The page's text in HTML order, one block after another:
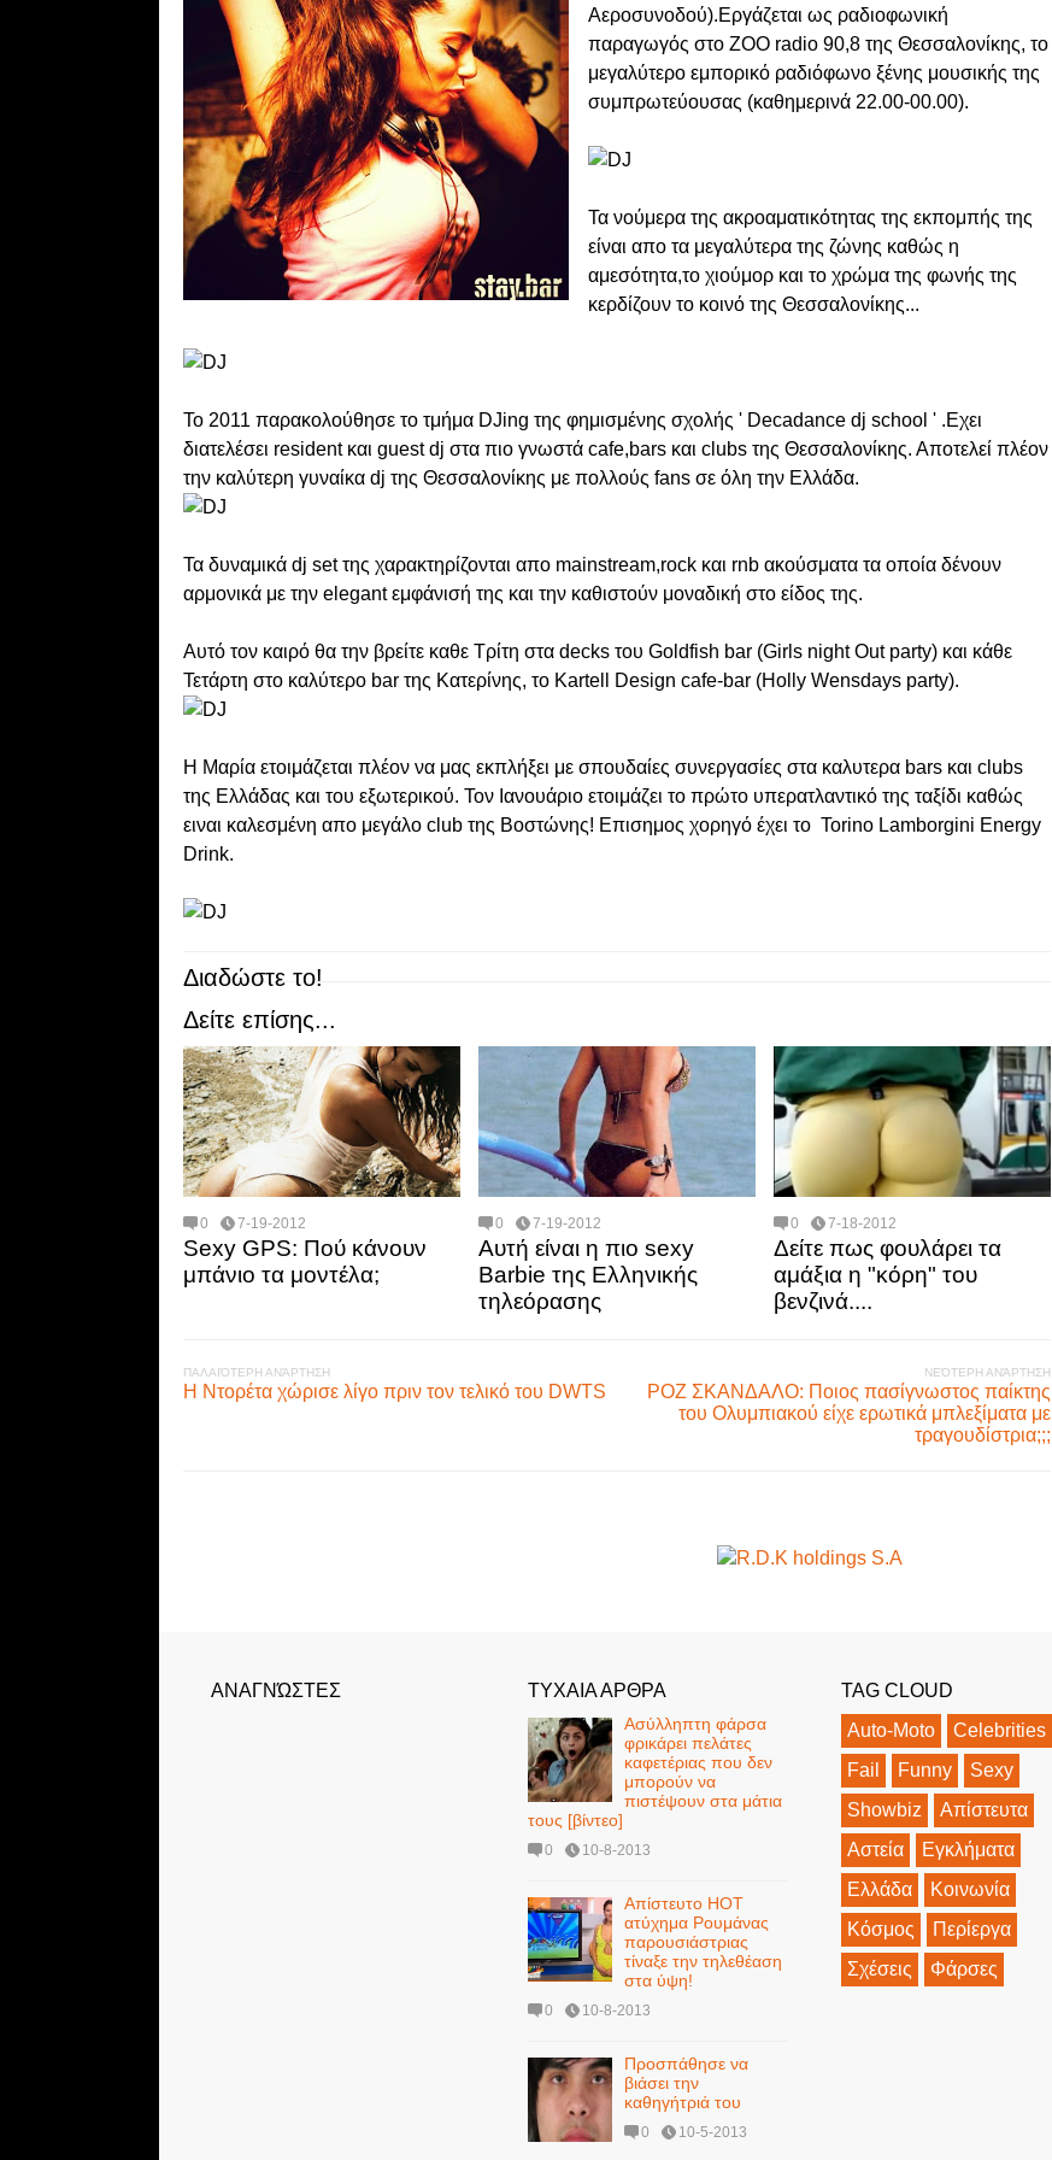
Αεροσυνοδού).Εργάζεται ως ραδιοφωνική
παραγωγός στο ΖΟΟ radio 90,8 της Θεσσαλονίκης, το
μεγαλύτερο εμπορικό ραδιόφωνο ξένης μουσικής της
συμπρωτεύουσας (καθημερινά 22.00-00.00).
Τα νούμερα της ακροαματικότητας της εκπομπής της
είναι απο τα μεγαλύτερα της ζώνης καθώς η
αμεσότητα,το χιούμορ και το χρώμα της φωνής της
κερδίζουν το κοινό της Θεσσαλονίκης...
Το 2011 παρακολούθησε το τμήμα DJing της φημισμένης σχολής ' Decadance dj school ' .Εχει
διατελέσει resident και guest dj στα πιο γνωστά cafe,bars και clubs της Θεσσαλονίκης. Αποτελεί πλέον
την καλύτερη γυναίκα dj της Θεσσαλονίκης με πολλούς fans σε όλη την Ελλάδα.
Τα δυναμικά dj set της χαρακτηρίζονται απο mainstream,rock και rnb ακούσματα τα οποία δένουν
αρμονικά με την elegant εμφάνισή της και την καθιστούν μοναδική στο είδος της.
Αυτό τον καιρό θα την βρείτε καθε Τρίτη στα decks του Goldfish bar (Girls night Out party) και κάθε
Τετάρτη στο καλύτερο bar της Κατερίνης, το Κartell Design cafe-bar (Holly Wensdays party).
Η Μαρία ετοιμάζεται πλέον να μας εκπλήξει με σπουδαίες συνεργασίες στα καλυτερα bars και clubs
της Ελλάδας και του εξωτερικού. Τον Ιανουάριο ετοιμάζει το πρώτο υπερατλαντικό της ταξίδι καθώς
ειναι καλεσμένη απο μεγάλο club της Βοστώνης! Επισημος χορηγό έχει το Torino Lamborgini Energy
Drink.
Διαδώστε το!
Δείτε επίσης...
0 7-19-2012
Sexy GPS: Πού κάνουν
μπάνιο τα μοντέλα;
0 7-19-2012
Αυτή είναι η πιο sexy
Barbie της Ελληνικής
τηλεόρασης
0 7-18-2012
Δείτε πως φουλάρει τα
αμάξια η "κόρη" του
βενζινά....
ΠΑΛΑΙΌΤΕΡΗ ΑΝΆΡΤΗΣΗ
Η Ντορέτα χώρισε λίγο πριν τον τελικό του DWTS
ΝΕΌΤΕΡΗ ΑΝΆΡΤΗΣΗ
ΡΟΖ ΣΚΑΝΔΑΛΟ: Ποιος πασίγνωστος παίκτης
του Ολυμπιακού είχε ερωτικά μπλεξίματα με
τραγουδίστρια;;;
ΑΝΑΓΝΏΣΤΕΣ ΤΥΧΑΙΑ ΑΡΘΡΑ
Ασύλληπτη φάρσα
φρικάρει πελάτες
καφετέριας που δεν
μπορούν να
πιστέψουν στα μάτια
τους [βίντεο]
0 10-8-2013
Απίστευτο ΗΟΤ
ατύχημα Ρουμάνας
παρουσιάστριας
τίναξε την τηλεθέαση
στα ύψη!
0 10-8-2013
Προσπάθησε να
βιάσει την
καθηγήτριά του
0 10-5-2013
TAG CLOUD
Auto-Moto
Celebrities
Fail
Funny
Sexy
Showbiz
Απίστευτα
Αστεία
Εγκλήματα
Ελλάδα
Κοινωνία
Κόσμος
Περίεργα
Σχέσεις
Φάρσες